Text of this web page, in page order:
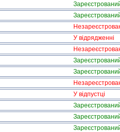
У відрядженні
У відпустці